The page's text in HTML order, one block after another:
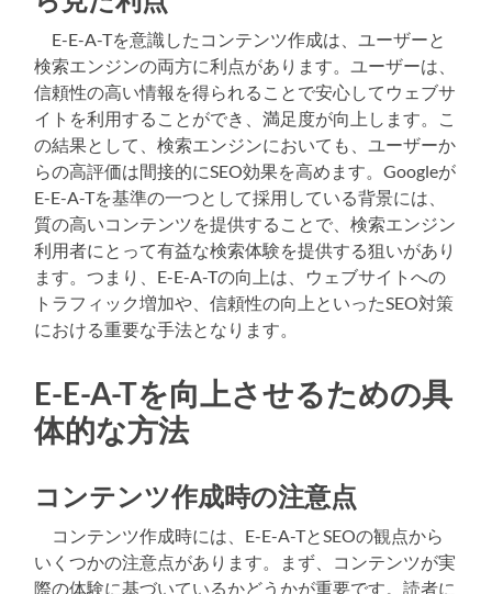
E-E-A-Tを意識したコンテンツ作成は、ユーザーと
検索エンジンの両方に利点があります。ユーザーは、
信頼性の高い情報を得られることで安心してウェブサ
イトを利用することができ、満足度が向上します。こ
の結果として、検索エンジンにおいても、ユーザーか
らの高評価は間接的にSEO効果を高めます。Googleが
E-E-A-Tを基準の一つとして採用している背景には、
質の高いコンテンツを提供することで、検索エンジン
利用者にとって有益な検索体験を提供する狙いがあり
ます。つまり、E-E-A-Tの向上は、ウェブサイトへの
トラフィック増加や、信頼性の向上といったSEO対策
における重要な手法となります。
E-E-A-Tを向上させるための具
体的な方法
コンテンツ作成時の注意点
コンテンツ作成時には、E-E-A-TとSEOの観点から
いくつかの注意点があります。まず、コンテンツが実
際の体験に基づいているかどうかが重要です。読者に